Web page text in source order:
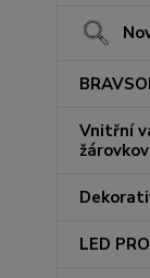
Vnitřní
LED